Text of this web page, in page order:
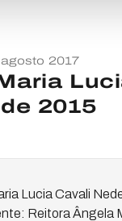
2017
2015
Lucia Cavali
Reitora Ângela